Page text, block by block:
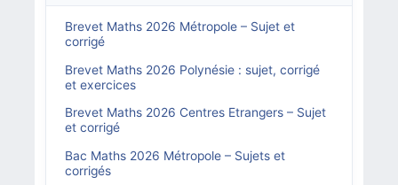
Brevet Maths 2026 Métropole – Sujet et
corrigé
Brevet Maths 2026 Polynésie : sujet, corrigé
et exercices
Brevet Maths 2026 Centres Etrangers – Sujet
et corrigé
Bac Maths 2026 Métropole – Sujets et
corrigés